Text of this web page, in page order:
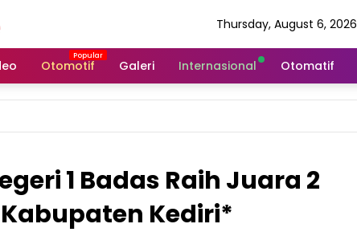
Thursday, August 6, 2026
Otomotif Galeri Internasional Otomatif
1 Badas Raih Juara 2
Kabupaten Kediri*